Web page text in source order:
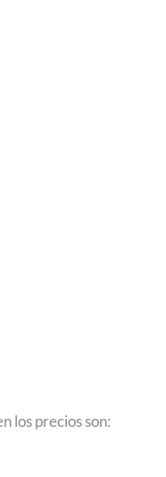
los precios son: